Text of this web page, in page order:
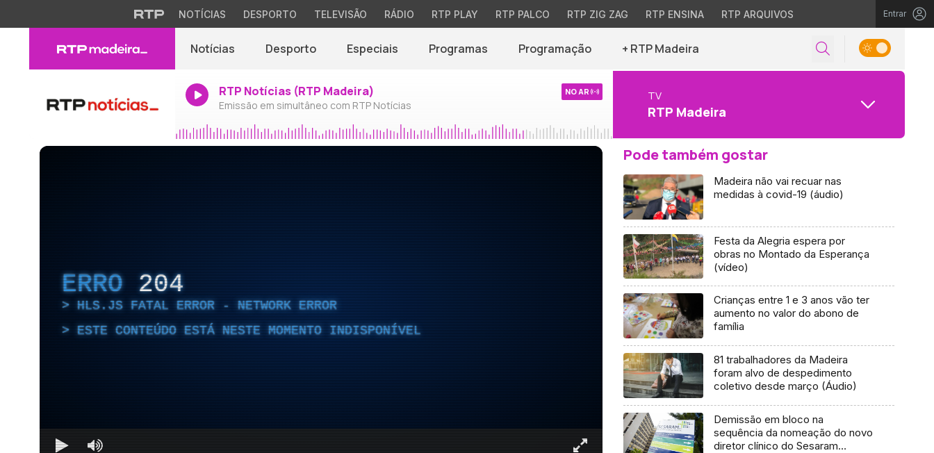
NOTÍCIAS DESPORTO TELEVISÃO RÁDIO RTP PLAY RTP PALCO RTP ZIG ZAG RTP ENSINA RTP ARQUIVOS Entrar
Notícias Desporto Especiais Programas Programação + RTP Madeira
RTP Notícias (RTP Madeira)
Emissão em simultâneo com RTP Notícias
NO AR TV
RTP Madeira
ERRO 204
HLS.JS FATAL ERROR - NETWORK ERROR
ESTE CONTEÚDO ESTÁ NESTE MOMENTO INDISPONÍVEL
Pode também gostar
Madeira não vai recuar nas
medidas à covid-19 (áudio)
Festa da Alegria espera por
obras no Montado da Esperança
(vídeo)
Crianças entre 1 e 3 anos vão ter
aumento no valor do abono de
família
81 trabalhadores da Madeira
foram alvo de despedimento
coletivo desde março (Áudio)
Demissão em bloco na
sequência da nomeação do novo
diretor clínico do Sesaram